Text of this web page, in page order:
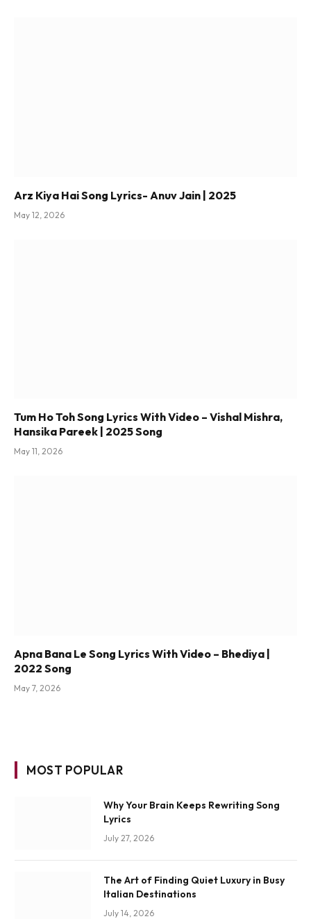
Arz Kiya Hai Song Lyrics- Anuv Jain | 2025
May 12, 2026
Tum Ho Toh Song Lyrics With Video – Vishal Mishra,
Hansika Pareek | 2025 Song
May 11, 2026
Apna Bana Le Song Lyrics With Video – Bhediya |
2022 Song
May 7, 2026
MOST POPULAR
Why Your Brain Keeps Rewriting Song
Lyrics
July 27, 2026
The Art of Finding Quiet Luxury in Busy
Italian Destinations
July 14, 2026